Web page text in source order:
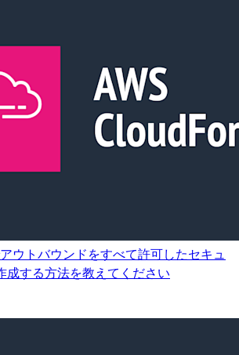
ウトバウンドをすべて許可したセキュ
成する方法を教えてください